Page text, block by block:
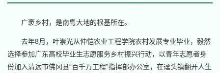
广袤乡村，是南粤大地的根基所在。
去年8月，叶崇光从仲恺农业工程学院农村发展专业毕业，毅然
选择参加广东高校毕业生志愿服务乡村振兴行动，以青年志愿者身
份加入清远市佛冈县“百千万工程”指挥部办公室，在迳头镇翻开人生